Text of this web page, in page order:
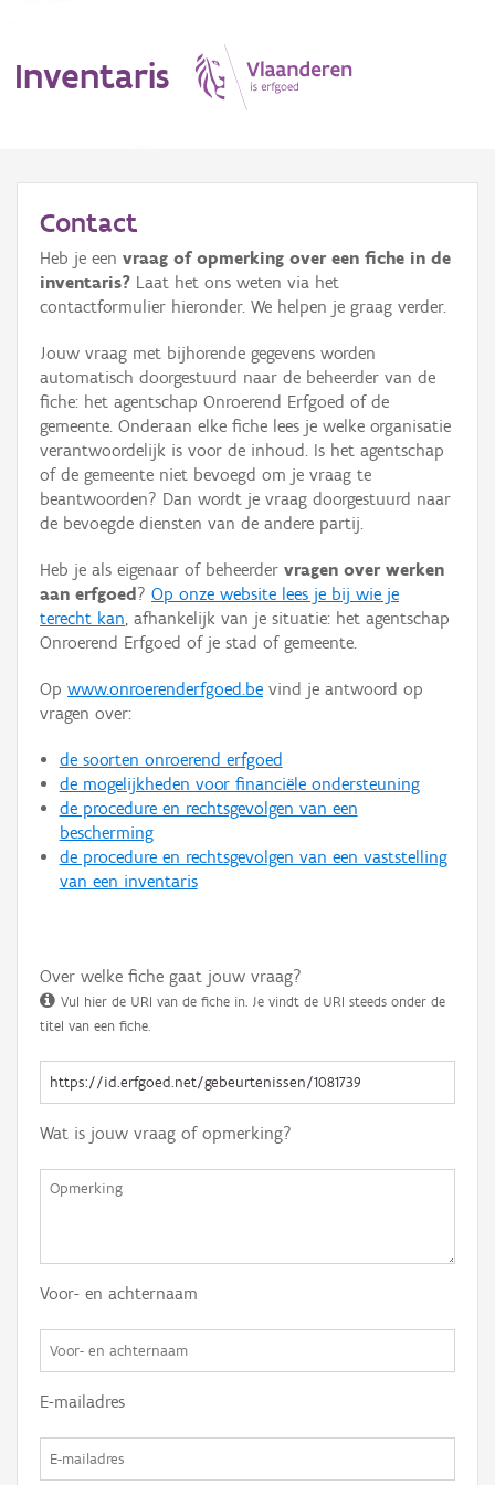
Inventaris
Erfgoedobject
Aanduidingsobject
Waarneming
Thema
Gebeurtenis
Persoon of collectief
Hergebruik
Aanmelden
Contact
Heb je een vraag of opmerking over een fiche in de
inventaris? Laat het ons weten via het
contactformulier hieronder. We helpen je graag verder.
Jouw vraag met bijhorende gegevens worden
automatisch doorgestuurd naar de beheerder van de
fiche: het agentschap Onroerend Erfgoed of de
gemeente. Onderaan elke fiche lees je welke organisatie
verantwoordelijk is voor de inhoud. Is het agentschap
of de gemeente niet bevoegd om je vraag te
beantwoorden? Dan wordt je vraag doorgestuurd naar
de bevoegde diensten van de andere partij.
Heb je als eigenaar of beheerder vragen over werken
aan erfgoed ? Op onze website lees je bij wie je
terecht kan, afhankelijk van je situatie: het agentschap
Onroerend Erfgoed of je stad of gemeente.
Op www.onroerenderfgoed.be vind je antwoord op
vragen over:
de soorten onroerend erfgoed
de mogelijkheden voor financiële ondersteuning
de procedure en rechtsgevolgen van een
bescherming
de procedure en rechtsgevolgen van een vaststelling
van een inventaris
Over welke fiche gaat jouw vraag?
Vul hier de URI van de fiche in. Je vindt de URI steeds onder de
titel van een fiche.
Wat is jouw vraag of opmerking?
Voor- en achternaam
E-mailadres